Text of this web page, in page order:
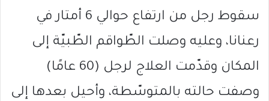
سقوط رجل من ارتفاع حوالي 6 أمتار في
رعنانا، وعليه وصلت الطّواقم الطّبيّة إلى
المكان وقدّمت العلاج لرجل (60 عامًا)
وصفت حالته بالمتوسّطة، وأحيل بعدها إلى